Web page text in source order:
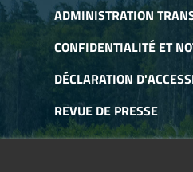
ADMINISTRATION
CONFIDENTIALITÉ ET
DÉCLARATION
REVUE DE PRESSE
ARCHIVES DES